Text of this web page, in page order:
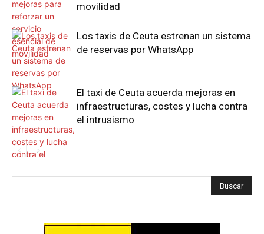
movilidad
Los taxis de Ceuta estrenan un sistema
de reservas por WhatsApp
El taxi de Ceuta acuerda mejoras en
infraestructuras, costes y lucha contra
el intrusismo